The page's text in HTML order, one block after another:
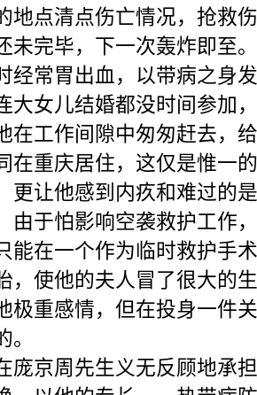
地点清点伤亡情况，抢救
未完毕，下一次轰炸即至
经常胃出血，以带病之身
大女儿结婚都没时间参加
在工作间隙中匆匆赶去，
在重庆居住，这仅是惟一
更让他感到内疚和难过的
由于怕影响空袭救护工作
能在一个作为临时救护手
，使他的夫人冒了很大的
极重感情，但在投身一件
。
京周先生义无反顾地承担